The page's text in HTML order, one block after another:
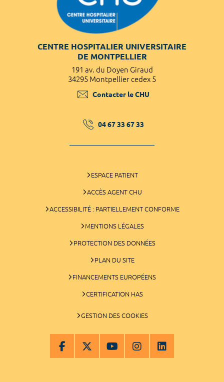
CENTRE HOSPITALIER UNIVERSITAIRE
DE MONTPELLIER
191 av. du Doyen Giraud
34295 Montpellier cedex 5
Contacter le CHU
04 67 33 67 33
ESPACE PATIENT
ACCÈS AGENT CHU
ACCESSIBILITÉ : PARTIELLEMENT CONFORME
MENTIONS LÉGALES
PROTECTION DES DONNÉES
PLAN DU SITE
FINANCEMENTS EUROPÉENS
CERTIFICATION HAS
GESTION DES COOKIES